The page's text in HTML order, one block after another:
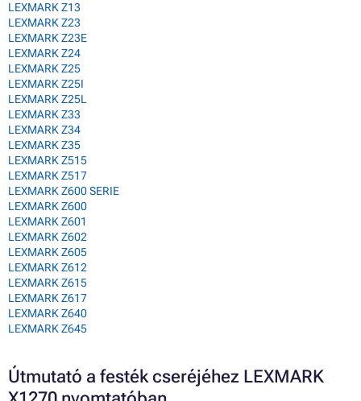
LEXMARK Z13
LEXMARK Z23
LEXMARK Z23E
LEXMARK Z24
LEXMARK Z25
LEXMARK Z25I
LEXMARK Z25L
LEXMARK Z33
LEXMARK Z34
LEXMARK Z35
LEXMARK Z515
LEXMARK Z517
LEXMARK Z600 SERIE
LEXMARK Z600
LEXMARK Z601
LEXMARK Z602
LEXMARK Z605
LEXMARK Z612
LEXMARK Z615
LEXMARK Z617
LEXMARK Z640
LEXMARK Z645
Útmutató a festék cseréjéhez LEXMARK